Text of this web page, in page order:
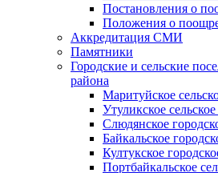
Постановления о
Положения о
Аккредитация СМИ
Памятники
Городские и сельские
района
Маритуйское
Утуликское
Слюдянское
Байкальское
Култукское
Портбайкальское